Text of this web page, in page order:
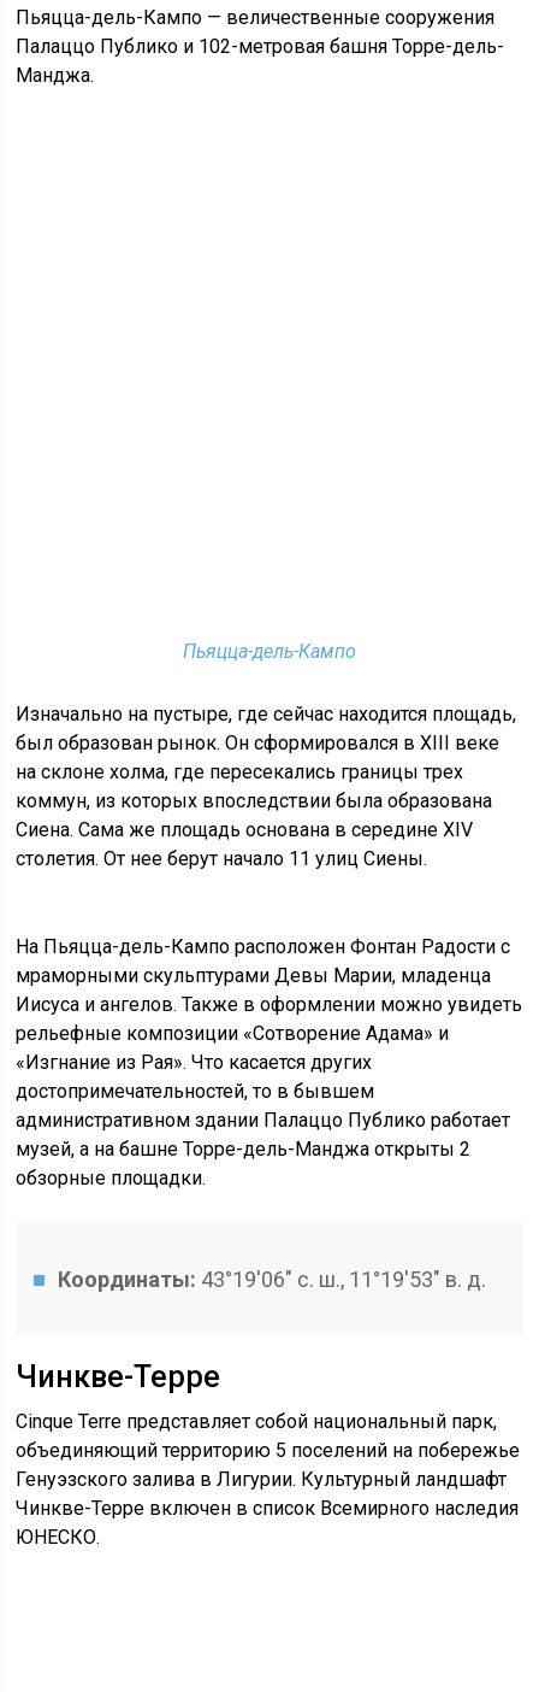
Пьяцца-дель-Кампо — величественные сооружения
Палаццо Публико и 102-метровая башня Торре-дель-
Манджа.
Пьяцца-дель-Кампо
Изначально на пустыре, где сейчас находится площадь,
был образован рынок. Он сформировался в XIII веке
на склоне холма, где пересекались границы трех
коммун, из которых впоследствии была образована
Сиена. Сама же площадь основана в середине XIV
столетия. От нее берут начало 11 улиц Сиены.
На Пьяцца-дель-Кампо расположен Фонтан Радости с
мраморными скульптурами Девы Марии, младенца
Иисуса и ангелов. Также в оформлении можно увидеть
рельефные композиции «Сотворение Адама» и
«Изгнание из Рая». Что касается других
достопримечательностей, то в бывшем
административном здании Палаццо Публико работает
музей, а на башне Торре-дель-Манджа открыты 2
обзорные площадки.
Координаты: 43°19′06″ с. ш., 11°19′53″ в. д.
Чинкве-Терре
Cinque Terre представляет собой национальный парк,
объединяющий территорию 5 поселений на побережье
Генуэзского залива в Лигурии. Культурный ландшафт
Чинкве-Терре включен в список Всемирного наследия
ЮНЕСКО.